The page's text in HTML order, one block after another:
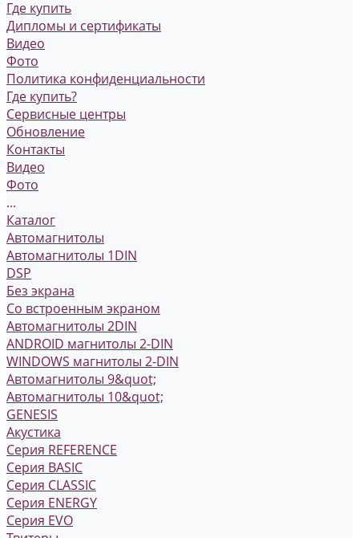
Где купить
Дипломы и сертификаты
Видео
Фото
Политика конфиденциальности
Где купить?
Сервисные центры
Обновление
Контакты
Видео
Фото
...
Каталог
Автомагнитолы
Автомагнитолы 1DIN
DSP
Без экрана
Со встроенным экраном
Автомагнитолы 2DIN
ANDROID магнитолы 2-DIN
WINDOWS магнитолы 2-DIN
Автомагнитолы 9&quot;
Автомагнитолы 10&quot;
GENESIS
Акустика
Серия REFERENCE
Серия BASIC
Серия CLASSIC
Серия ENERGY
Серия EVO